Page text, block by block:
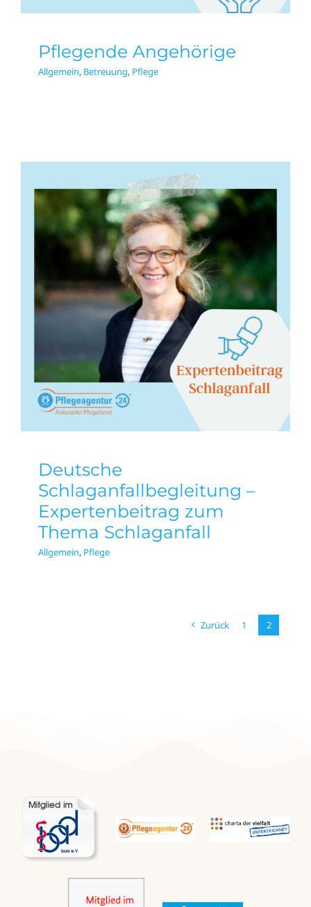
Pflegende Angehörige
Allgemein, Betreuung, Pflege
Deutsche
Schlaganfallbegleitung
– Expertenbeitrag zum
Thema Schlaganfall
Allgemein Pflege
Deutsche
Schlaganfallbegleitung –
Expertenbeitrag zum
Thema Schlaganfall
Allgemein, Pflege
Zurück 1 2